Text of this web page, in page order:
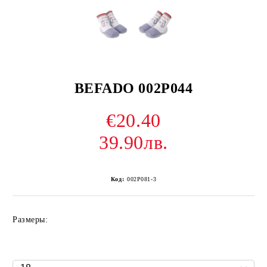
BEFADO 002P044
€20.40
39.90лв.
Код: 002P081-3
Размеры: